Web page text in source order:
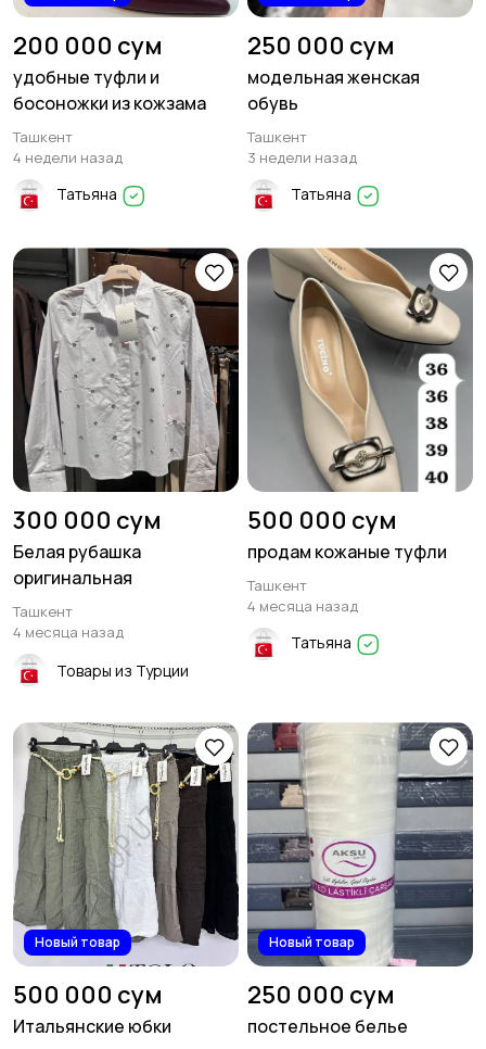
200 000 сум
удобные туфли и
босоножки из кожзама
Ташкент
4 недели назад
Татьяна
250 000 сум
модельная женская
обувь
Ташкент
3 недели назад
Татьяна
300 000 сум
Белая рубашка
оригинальная
Ташкент
4 месяца назад
Товары из Турции
500 000 сум
продам кожаные туфли
Ташкент
4 месяца назад
Татьяна
Новый товар
500 000 сум
Итальянские юбки
Новый товар
250 000 сум
постельное белье